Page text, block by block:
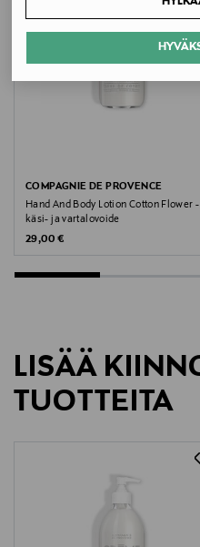
Väri
NO COL
Ainesosaluettelo
Water (Aqua/Eau),
PCA, Disodium Phosphate,
Hydrolyzed Yeast Protein,
15413477
Rosenlundsgatan 50, 118
COMPAGNIE DE PROVENCE
Hand And Body Lotion Cotton Flower -
käsi- ja vartalovoide
Original Price
29,00 €
LISÄÄ
TUOTTEITA